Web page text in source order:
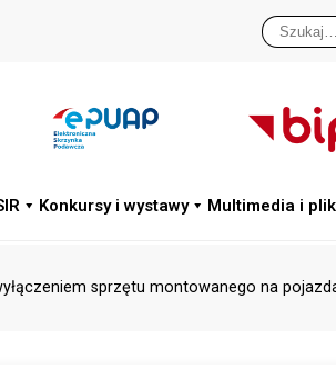
Konkursy i wystawy Multimedia i
sprzętu montowanego na